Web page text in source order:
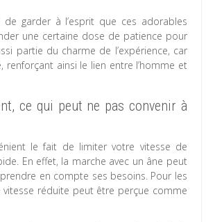
garder à l’esprit que ces adorables
une certaine dose de patience pour
partie du charme de l’expérience, car
renforçant ainsi le lien entre l’homme et
ce qui peut ne pas convenir à
le fait de limiter votre vitesse de
En effet, la marche avec un âne peut
en compte ses besoins. Pour les
réduite peut être perçue comme